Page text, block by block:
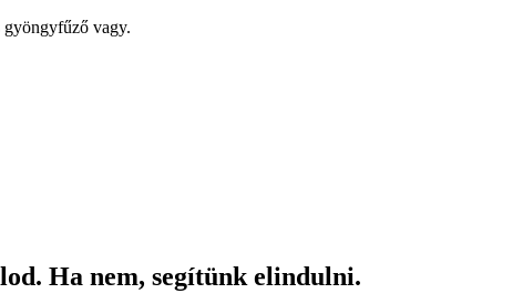
gyöngyfűző vagy.
Ha nem, segítünk elindulni.